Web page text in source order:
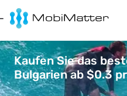
Kaufen Sie das
Bulgarien ab $0.3